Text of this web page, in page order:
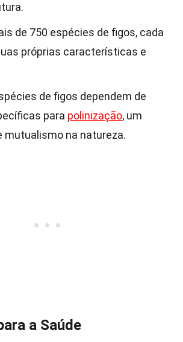
de 750 espécies de figos, cada
próprias características e
de figos dependem de
para polinização, um
mutualismo na natureza.
a Saúde